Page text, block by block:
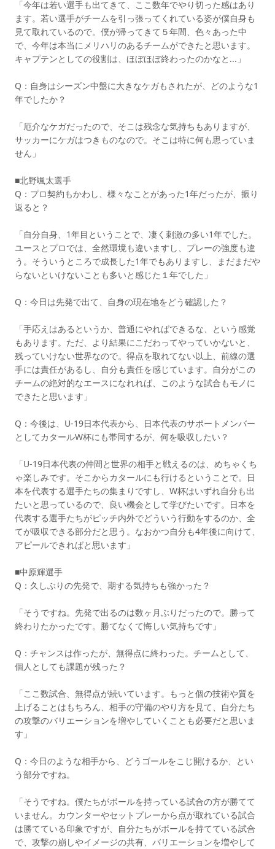
「今年は若い選手も出てきて、ここ数年でやり切った感はあり
ます。若い選手がチームを引っ張ってくれている姿が僕自身も
見て取れているので。僕が帰ってきて５年間、色々あった中
で、今年は本当にメリハリのあるチームができたと思います。
キャプテンとしての役割は、ほぼほぼ終わったのかなと...」
Q：自身はシーズン中盤に大きなケガもされたが、どのような1
年でしたか？
「厄介なケガだったので、そこは残念な気持ちもありますが、
サッカーにケガはつきものなので。そこは特に何も思っていま
せん」
■北野颯太選手
Q：プロ契約もかわし、様々なことがあった1年だったが、振り
返ると？
「自分自身、1年目ということで、凄く刺激の多い1年でした。
ユースとプロでは、全然環境も違いますし、プレーの強度も違
う。そういうところで成長した1年でもありますし、まだまだや
らないといけないことも多いと感じた１年でした」
Q：今日は先発で出て、自身の現在地をどう確認した？
「手応えはあるというか、普通にやればできるな、という感覚
もあります。ただ、より結果にこだわってやっていかないと、
残っていけない世界なので。得点を取れてない以上、前線の選
手には責任があるし、自分も責任を感じています。自分がこの
チームの絶対的なエースになれれば、このような試合もモノに
できたと思います」
Q：今後は、U-19日本代表から、日本代表のサポートメンバー
としてカタールW杯にも帯同するが、何を吸収したい？
「U-19日本代表の仲間と世界の相手と戦えるのは、めちゃくち
ゃ楽しみです。そこからカタールにも行けるということで。日
本を代表する選手たちの集まりですし、W杯はいずれ自分も出
たいと思っているので、良い機会として学びたいです。日本を
代表する選手たちがピッチ内外でどういう行動をするのか、全
てが吸収できる部分だと思う。なおかつ自分も4年後に向けて、
アピールできればと思います」
■中原輝選手
Q：久しぶりの先発で、期する気持ちも強かった？
「そうですね。先発で出るのは数ヶ月ぶりだったので。勝って
終わりたかったです。勝てなくて悔しい気持ちです」
Q：チャンスは作ったが、無得点に終わった。チームとして、
個人としても課題が残った？
「ここ数試合、無得点が続いています。もっと個の技術や質を
上げることはもちろん、相手の守備のやり方を見て、自分たち
の攻撃のバリエーションを増やしていくことも必要だと思いま
す」
Q：今日のような相手から、どうゴールをこじ開けるか、とい
う部分ですね。
「そうですね。僕たちがボールを持っている試合の方が勝てて
いません。カウンターやセットプレーから点が取れている試合
は勝てている印象ですが、自分たちがボールを持てている試合
で、攻撃の崩しやイメージの共有、バリエーションを増やして